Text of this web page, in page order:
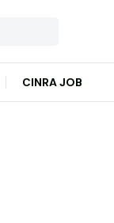
CINRA JOB